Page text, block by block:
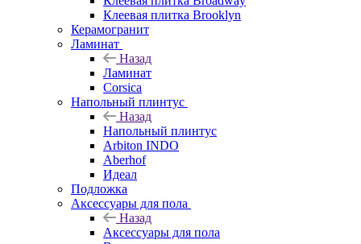
Клеевая плитка Brooklyn
Керамогранит
Ламинат
Назад
Ламинат
Corsica
Напольный плинтус
Назад
Напольный плинтус
Arbiton INDO
Aberhof
Идеал
Подложка
Аксессуары для пола
Назад
Аксессуары для пола